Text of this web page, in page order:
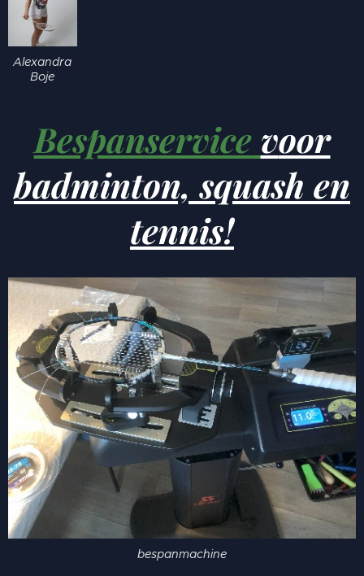
Alexandra
Boje
Bespanservice voor
badminton, squash en
tennis!
bespanmachine